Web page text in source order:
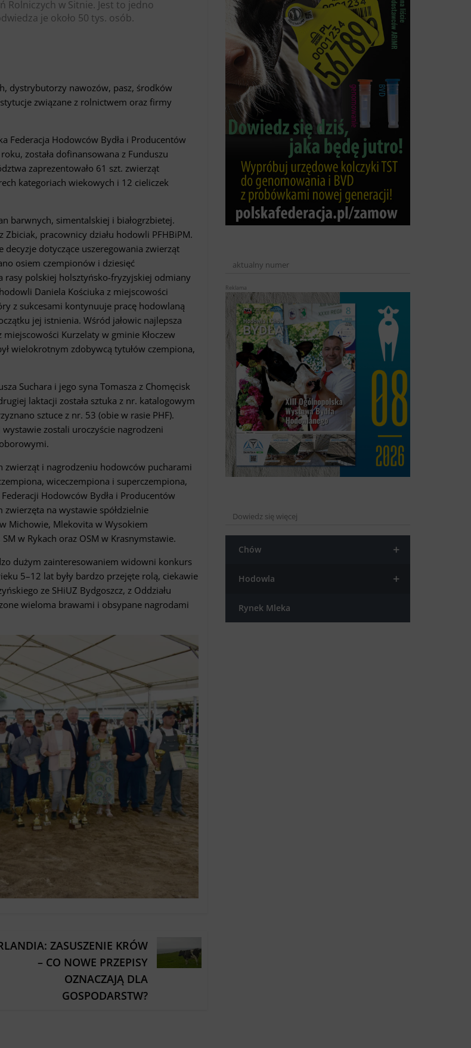
Rolniczych w Sitnie. Jest to jedno
je około 50 tys. osób.
dystrybutorzy nawozów, pasz, środków
związane z rolnictwem oraz firmy
Federacja Hodowców Bydła i Producentów
została dofinansowana z Funduszu
zaprezentowało 61 szt. zwierząt
kategoriach wiekowych i 12 cieliczek
barwnych, simentalskiej i białogrzbietej.
Zbiciak, pracownicy działu hodowli PFHBiPM.
decyzje dotyczące uszeregowania zwierząt
osiem czempionów i dziesięć
rasy polskiej holsztyńsko-fryzyjskiej odmiany
Daniela Kościuka z miejscowości
z sukcesami kontynuuje pracę hodowlaną
jej istnienia. Wśród jałowic najlepsza
Kurzelaty w gminie Kłoczew
wielokrotnym zdobywcą tytułów czempiona,
Suchara i jego syna Tomasza z Chomęcisk
laktacji została sztuka z nr. katalogowym
sztuce z nr. 53 (obie w rasie PHF).
zostali uroczyście nagrodzeni
zwierząt i nagrodzeniu hodowców pucharami
wiceczempiona i superczempiona,
Hodowców Bydła i Producentów
na wystawie spółdzielnie
Michowie, Mlekovita w Wysokiem
w Rykach oraz OSM w Krasnymstawie.
dużym zainteresowaniem widowni konkurs
5–12 lat były bardzo przejęte rolą, ciekawie
ze SHiUZ Bydgoszcz, z Oddziału
wieloma brawami i obsypane nagrodami
ZASUSZENIE KRÓW
– CO NOWE PRZEPISY
OZNACZAJĄ DLA
GOSPODARSTW?
aktualny numer
Reklama
Dowiedz się więcej
+
Chów
+
Hodowla
Rynek Mleka